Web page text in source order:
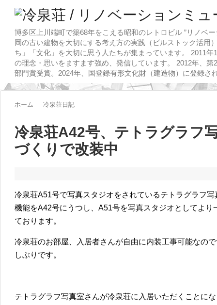
博多区上川端町で築68年をこえる昭和のレトロビル ”リノベ
岡の古い建物を大切にする考え方の実践（ビルストック活用
ち」「文化」を大切に思う人たちが集まっています。 2011
の理念・思いをますます強め、発信しています。 2012年、
部門賞受賞。2024年、国登録有形文化財（建造物）に登録さ
ホーム 冷泉荘日記
冷泉荘A42号、テトラグラフ
づくりで改装中
冷泉荘A51号で写真スタジオをされているテトラグラフ
機能をA42号にうつし、A51号を写真スタジオとしてよ
ております。
冷泉荘のお部屋、入居者さんが自由に内装工事可能なの
しぶりです。
テトラグラフ写真室さんが冷泉荘に入居いただくことに